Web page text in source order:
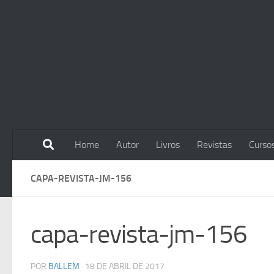
Home Autor Livros Revistas
CAPA-REVISTA-JM-156
capa-revista-jm-156
POR BALLEM · 18 DE ABRIL DE 2017